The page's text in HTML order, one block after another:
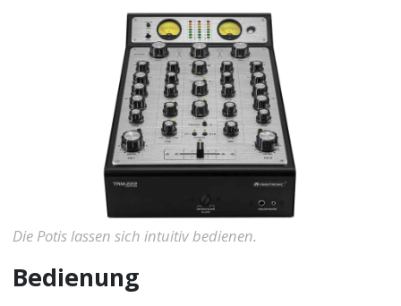
Die Potis lassen sich intuitiv bedienen.
Bedienung